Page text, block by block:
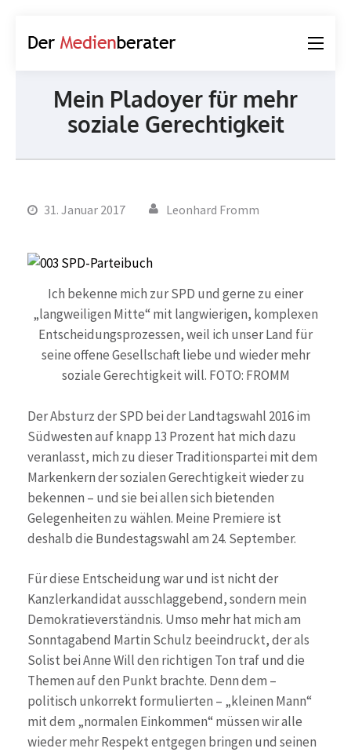
Mein Pladoyer für mehr
soziale Gerechtigkeit
31. Januar 2017 Leonhard Fromm
Ich bekenne mich zur SPD und gerne zu einer
„langweiligen Mitte“ mit langwierigen, komplexen
Entscheidungsprozessen, weil ich unser Land für
seine offene Gesellschaft liebe und wieder mehr
soziale Gerechtigkeit will. FOTO: FROMM
Der Absturz der SPD bei der Landtagswahl 2016 im
Südwesten auf knapp 13 Prozent hat mich dazu
veranlasst, mich zu dieser Traditionspartei mit dem
Markenkern der sozialen Gerechtigkeit wieder zu
bekennen – und sie bei allen sich bietenden
Gelegenheiten zu wählen. Meine Premiere ist
deshalb die Bundestagswahl am 24. September.
Für diese Entscheidung war und ist nicht der
Kanzlerkandidat ausschlaggebend, sondern mein
Demokratieverständnis. Umso mehr hat mich am
Sonntagabend Martin Schulz beeindruckt, der als
Solist bei Anne Will den richtigen Ton traf und die
Themen auf den Punkt brachte. Denn dem –
politisch unkorrekt formulierten – „kleinen Mann“
mit dem „normalen Einkommen“ müssen wir alle
wieder mehr Respekt entgegen bringen und seinen